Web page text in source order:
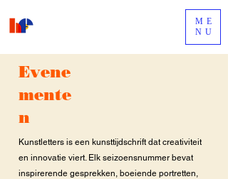
ME
NU
Evene
mente
n
Kunstletters is een kunsttijdschrift dat creativiteit
en innovatie viert. Elk seizoensnummer bevat
inspirerende gesprekken, boeiende portretten,